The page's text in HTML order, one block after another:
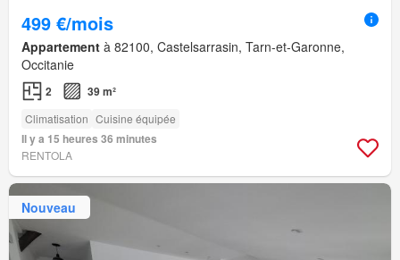
499 €/mois
Appartement à 82100, Castelsarrasin, Tarn-et-Garonne,
Occitanie
2 39 m²
Climatisation Cuisine équipée
Il y a 15 heures 36 minutes
RENTOLA
Nouveau